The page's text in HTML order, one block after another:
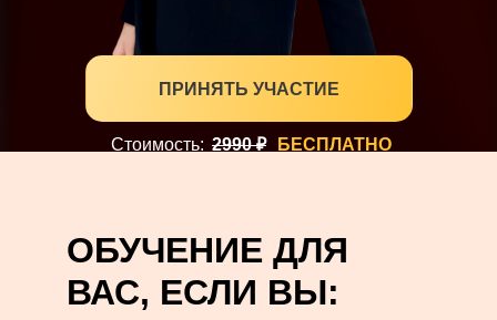
Стоимость: 2990 ₽ БЕСПЛАТНО
ПРИНЯТЬ УЧАСТИЕ
ОБУЧЕНИЕ ДЛЯ
ВАС, ЕСЛИ ВЫ: